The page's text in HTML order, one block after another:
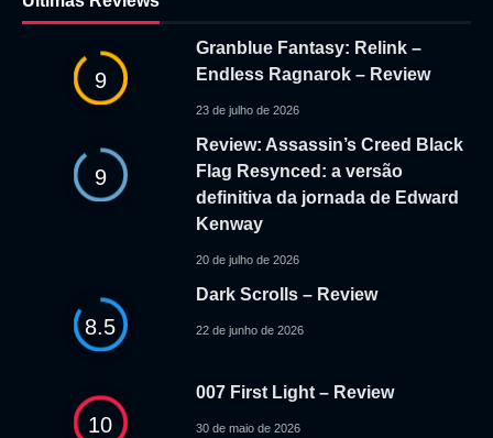
9
Granblue Fantasy: Relink –
Endless Ragnarok – Review
23 de julho de 2026
9
Review: Assassin’s Creed Black
Flag Resynced: a versão
definitiva da jornada de Edward
Kenway
20 de julho de 2026
8.5
Dark Scrolls – Review
22 de junho de 2026
10
007 First Light – Review
30 de maio de 2026